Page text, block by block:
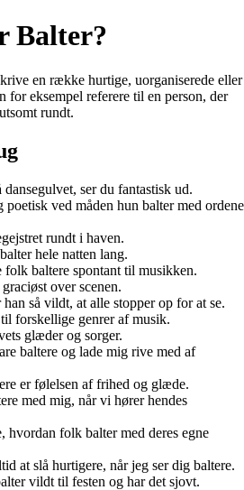
Balter?
en række hurtige, uorganiserede eller
for eksempel referere til en person, der
rundt.
ser du fantastisk ud.
poetisk ved måden hun balter med ordene
rundt i haven.
hele natten lang.
folk baltere spontant til musikken.
over scenen.
så vildt, at alle stopper op for at se.
forskellige genrer af musik.
glæder og sorger.
baltere og lade mig rive med af
er følelsen af frihed og glæde.
med mig, når vi hører hendes
hvordan folk balter med deres egne
at slå hurtigere, når jeg ser dig baltere.
vildt til festen og har det sjovt.